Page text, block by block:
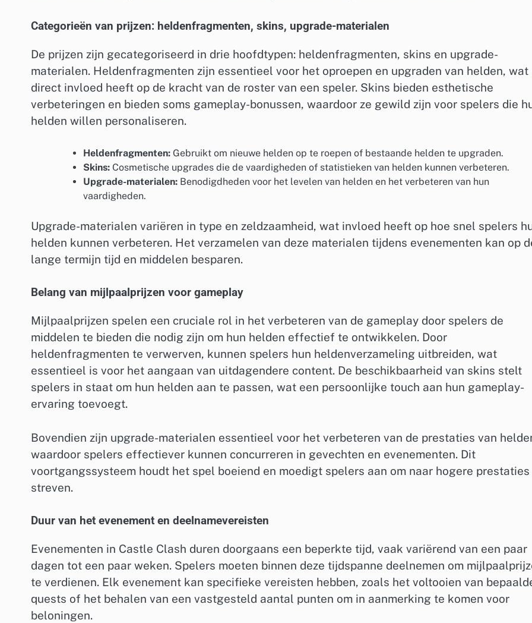
Categorieën van prijzen: heldenfragmenten, skins, upgrade-materialen
De prijzen zijn gecategoriseerd in drie hoofdtypen: heldenfragmenten, skins en upgrade-
materialen. Heldenfragmenten zijn essentieel voor het oproepen en upgraden van helden, wat
direct invloed heeft op de kracht van de roster van een speler. Skins bieden esthetische
verbeteringen en bieden soms gameplay-bonussen, waardoor ze gewild zijn voor spelers die
helden willen personaliseren.
Heldenfragmenten: Gebruikt om nieuwe helden op te roepen of bestaande helden te upgraden.
Skins: Cosmetische upgrades die de vaardigheden of statistieken van helden kunnen verbeteren.
Upgrade-materialen: Benodigdheden voor het levelen van helden en het verbeteren van hun
vaardigheden.
Upgrade-materialen variëren in type en zeldzaamheid, wat invloed heeft op hoe snel spelers
helden kunnen verbeteren. Het verzamelen van deze materialen tijdens evenementen kan op
lange termijn tijd en middelen besparen.
Belang van mijlpaalprijzen voor gameplay
Mijlpaalprijzen spelen een cruciale rol in het verbeteren van de gameplay door spelers de
middelen te bieden die nodig zijn om hun helden effectief te ontwikkelen. Door
heldenfragmenten te verwerven, kunnen spelers hun heldenverzameling uitbreiden, wat
essentieel is voor het aangaan van uitdagendere content. De beschikbaarheid van skins stelt
spelers in staat om hun helden aan te passen, wat een persoonlijke touch aan hun gameplay-
ervaring toevoegt.
Bovendien zijn upgrade-materialen essentieel voor het verbeteren van de prestaties van
waardoor spelers effectiever kunnen concurreren in gevechten en evenementen. Dit
voortgangssysteem houdt het spel boeiend en moedigt spelers aan om naar hogere
streven.
Duur van het evenement en deelnamevereisten
Evenementen in Castle Clash duren doorgaans een beperkte tijd, vaak variërend van een paar
dagen tot een paar weken. Spelers moeten binnen deze tijdspanne deelnemen om
te verdienen. Elk evenement kan specifieke vereisten hebben, zoals het voltooien van
quests of het behalen van een vastgesteld aantal punten om in aanmerking te komen voor
beloningen.